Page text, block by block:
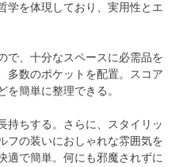
学を体現しており、実用性とエ
で、十分なスペースに必需品を
多数のポケットを配置。スコア
簡単に整理できる。
持ちする。さらに、スタイリッ
フの装いにおしゃれな雰囲気を
適で簡単。何にも邪魔されずに